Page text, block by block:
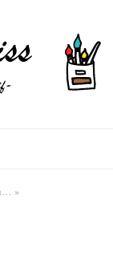
»